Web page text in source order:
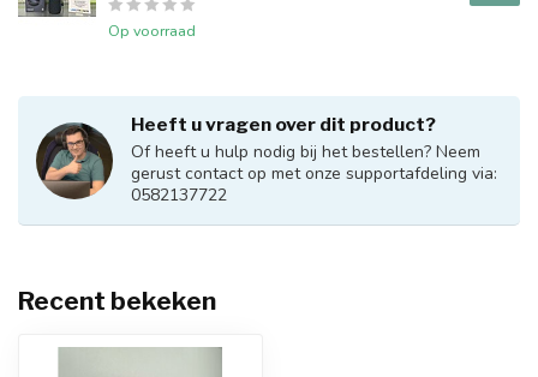
Op voorraad
Heeft u vragen over dit product?
Of heeft u hulp nodig bij het bestellen? Neem
gerust contact op met onze supportafdeling via:
0582137722
Recent bekeken